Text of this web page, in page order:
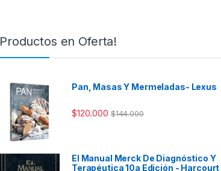
Productos en Oferta!
Pan, Masas Y Mermeladas- Lexus
$120.000 $144.000
El Manual Merck De Diagnóstico Y
Terapéutica 10a Edición - Harcourt